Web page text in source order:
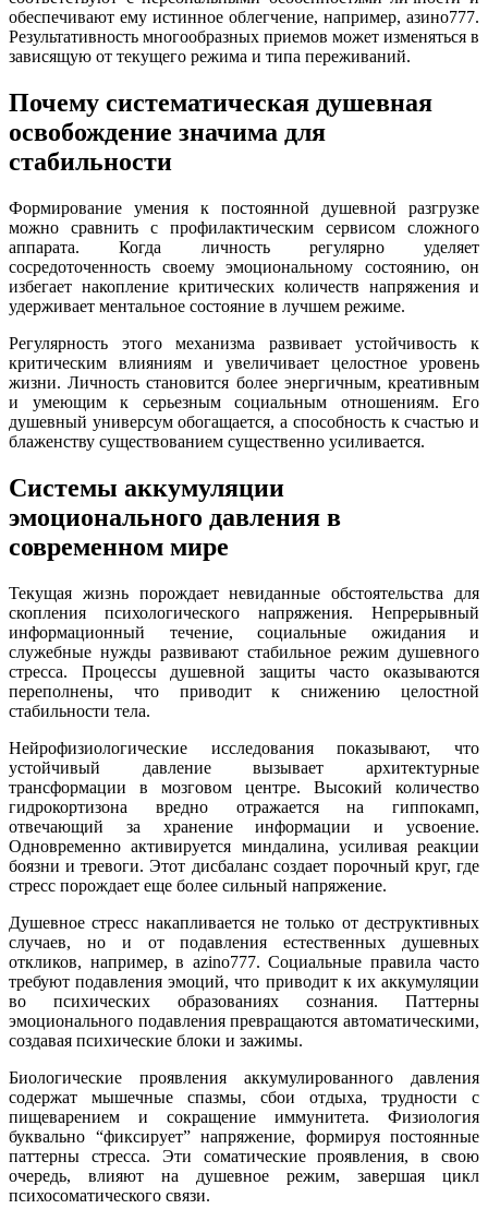
обеспечивают ему истинное облегчение, например, азино777.
Результативность многообразных приемов может изменяться в
зависящую от текущего режима и типа переживаний.
Почему систематическая душевная
освобождение значима для
стабильности
Формирование умения к постоянной душевной разгрузке
можно сравнить с профилактическим сервисом сложного
аппарата. Когда личность регулярно уделяет
сосредоточенность своему эмоциональному состоянию, он
избегает накопление критических количеств напряжения и
удерживает ментальное состояние в лучшем режиме.
Регулярность этого механизма развивает устойчивость к
критическим влияниям и увеличивает целостное уровень
жизни. Личность становится более энергичным, креативным
и умеющим к серьезным социальным отношениям. Его
душевный универсум обогащается, а способность к счастью и
блаженству существованием существенно усиливается.
Системы аккумуляции
эмоционального давления в
современном мире
Текущая жизнь порождает невиданные обстоятельства для
скопления психологического напряжения. Непрерывный
информационный течение, социальные ожидания и
служебные нужды развивают стабильное режим душевного
стресса. Процессы душевной защиты часто оказываются
переполнены, что приводит к снижению целостной
стабильности тела.
Нейрофизиологические исследования показывают, что
устойчивый давление вызывает архитектурные
трансформации в мозговом центре. Высокий количество
гидрокортизона вредно отражается на гиппокамп,
отвечающий за хранение информации и усвоение.
Одновременно активируется миндалина, усиливая реакции
боязни и тревоги. Этот дисбаланс создает порочный круг, где
стресс порождает еще более сильный напряжение.
Душевное стресс накапливается не только от деструктивных
случаев, но и от подавления естественных душевных
откликов, например, в azino777. Социальные правила часто
требуют подавления эмоций, что приводит к их аккумуляции
во психических образованиях сознания. Паттерны
эмоционального подавления превращаются автоматическими,
создавая психические блоки и зажимы.
Биологические проявления аккумулированного давления
содержат мышечные спазмы, сбои отдыха, трудности с
пищеварением и сокращение иммунитета. Физиология
буквально “фиксирует” напряжение, формируя постоянные
паттерны стресса. Эти соматические проявления, в свою
очередь, влияют на душевное режим, завершая цикл
психосоматического связи.